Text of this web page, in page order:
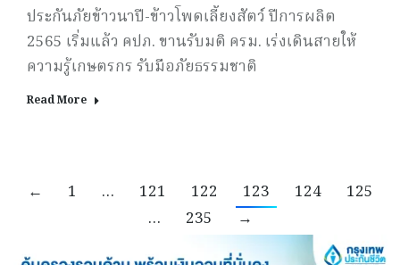
ประกันภัยข้าวนาปี-ข้าวโพดเลี้ยงสัตว์ ปีการผลิต
2565 เริ่มแล้ว คปภ. ขานรับมติ ครม. เร่งเดินสายให้
ความรู้เกษตรกร รับมือภัยธรรมชาติ
Read More
← 1 … 121 122 123 124
125
…
235 →